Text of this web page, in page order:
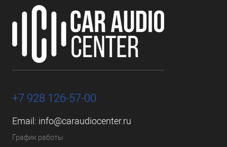
+7 928 126-57-00
Email: info@caraudiocenter.ru
График работы